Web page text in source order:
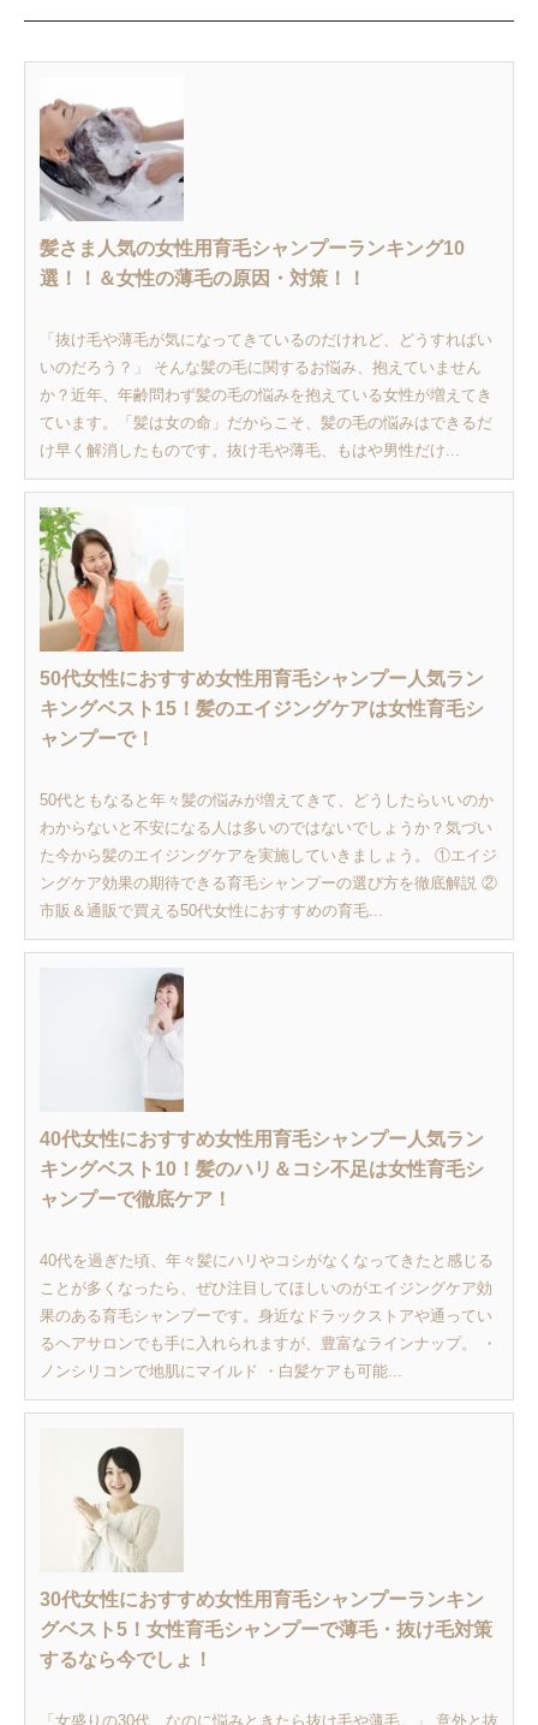
髪さま人気の女性用育毛シャンプーランキング10
選！！＆女性の薄毛の原因・対策！！
「抜け毛や薄毛が気になってきているのだけれど、どうすればい
いのだろう？」 そんな髪の毛に関するお悩み、抱えていません
か？近年、年齢問わず髪の毛の悩みを抱えている女性が増えてき
ています。「髪は女の命」だからこそ、髪の毛の悩みはできるだ
け早く解消したものです。抜け毛や薄毛、もはや男性だけ...
50代女性におすすめ女性用育毛シャンプー人気ラン
キングベスト15！髪のエイジングケアは女性育毛シ
ャンプーで！
50代ともなると年々髪の悩みが増えてきて、どうしたらいいのか
わからないと不安になる人は多いのではないでしょうか？気づい
た今から髪のエイジングケアを実施していきましょう。 ①エイジ
ングケア効果の期待できる育毛シャンプーの選び方を徹底解説 ②
市販＆通販で買える50代女性におすすめの育毛...
40代女性におすすめ女性用育毛シャンプー人気ラン
キングベスト10！髪のハリ＆コシ不足は女性育毛シ
ャンプーで徹底ケア！
40代を過ぎた頃、年々髪にハリやコシがなくなってきたと感じる
ことが多くなったら、ぜひ注目してほしいのがエイジングケア効
果のある育毛シャンプーです。身近なドラックストアや通ってい
るヘアサロンでも手に入れられますが、豊富なラインナップ。 ・
ノンシリコンで地肌にマイルド ・白髪ケアも可能...
30代女性におすすめ女性用育毛シャンプーランキン
グベスト5！女性育毛シャンプーで薄毛・抜け毛対策
するなら今でしょ！
「女盛りの30代…なのに悩みときたら抜け毛や薄毛。」 意外と抜